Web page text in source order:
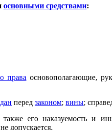
основными средствами:
права основополагающие,
перед законом; вины;
его наказуемость и
допускается.